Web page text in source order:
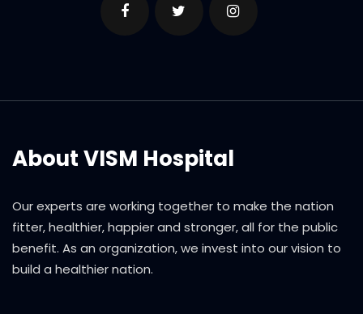
About VISM Hospital
Our experts are working together to make the nation
fitter, healthier, happier and stronger, all for the public
benefit. As an organization, we invest into our vision to
build a healthier nation.